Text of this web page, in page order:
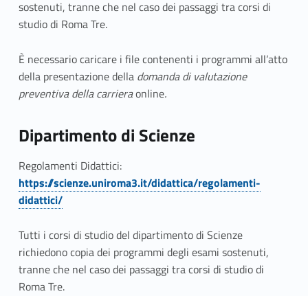
sostenuti, tranne che nel caso dei passaggi tra corsi di
studio di Roma Tre.
È necessario caricare i file contenenti i programmi all’atto
della presentazione della domanda di valutazione
preventiva della carrieraonline.
Dipartimento di Scienze
Regolamenti Didattici:
https://scienze.uniroma3.it/didattica/regolamenti-
didattici/
Tutti i corsi di studio del dipartimento di Scienze
richiedono copia dei programmi degli esami sostenuti,
tranne che nel caso dei passaggi tra corsi di studio di
Roma Tre.